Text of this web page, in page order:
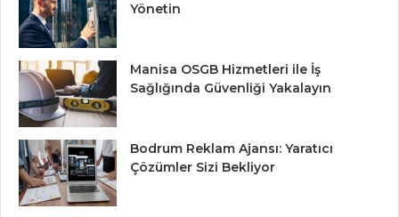
Yönetin
Manisa OSGB Hizmetleri ile İş
Sağlığında Güvenliği Yakalayın
Bodrum Reklam Ajansı: Yaratıcı
Çözümler Sizi Bekliyor